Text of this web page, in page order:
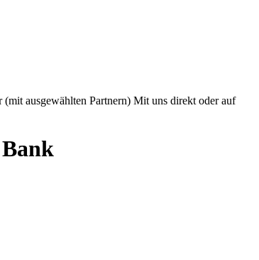
ausgewählten Partnern) Mit uns direkt oder auf